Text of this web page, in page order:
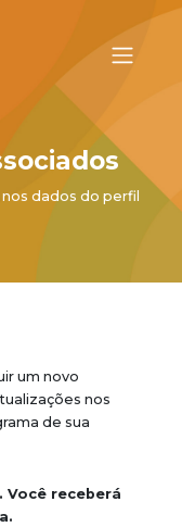
dados do perfil
um novo
nos
de sua
receberá